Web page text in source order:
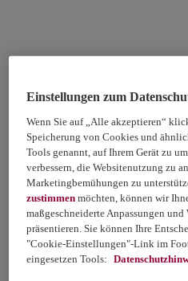
Einstellungen zum
Wenn Sie auf „Alle akzeptieren“
Speicherung von Cookies und
Tools genannt, auf Ihrem Gerät zu
verbessern, die Websitenutzung zu
Marketingbemühungen zu
zustimmen möchten, können wir
maßgeschneiderte Anpassungen
präsentieren. Sie können Ihre
"Cookie-Einstellungen"-Link im
eingesetzen Tools: